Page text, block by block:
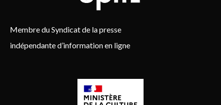
Membre du Syndicat de la presse
indépendante d’information en ligne